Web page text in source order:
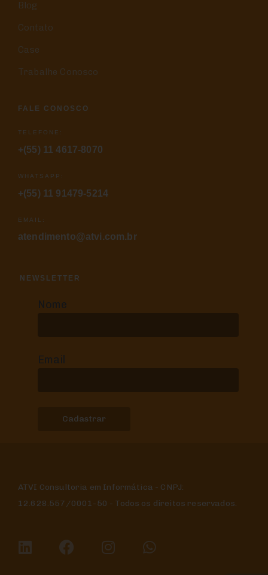
Blog
Contato
Case
Trabalhe Conosco
FALE CONOSCO
TELEFONE:
+(55) 11 4617-8070
WHATSAPP:
+(55) 11 91479-5214
EMAIL:
atendimento@atvi.com.br
NEWSLETTER
Nome
Email
ATVI Consultoria em Informática - CNPJ:
12.628.557/0001-50 - Todos os direitos reservados.